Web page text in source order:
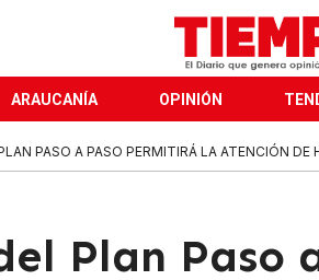
ARAUCANÍA OPINIÓN
PASO A PASO PERMITIRÁ LA ATENCIÓN DE
Plan Paso